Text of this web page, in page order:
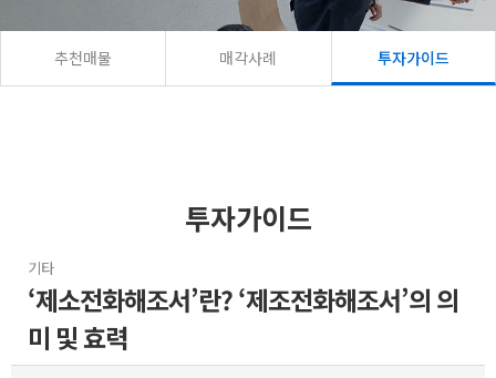
추천매물 매각사례 투자가이드
투자가이드
기타
‘제소전화해조서’란? ‘제조전화해조서’의 의
미 및 효력